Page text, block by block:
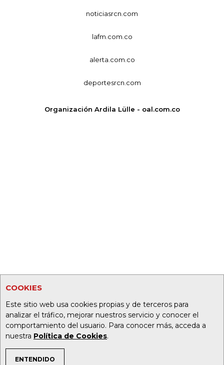
COOKIES
Este sitio web usa cookies propias y de terceros para
analizar el tráfico, mejorar nuestros servicio y conocer el
comportamiento del usuario. Para conocer más, acceda a
nuestra Política de Cookies.
ENTENDIDO
noticiasrcn.com
lafm.com.co
alerta.com.co
deportesrcn.com
Organización Ardila Lülle - oal.com.co